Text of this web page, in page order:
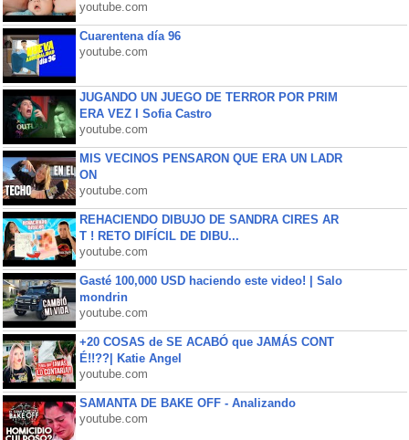
youtube.com
Cuarentena día 96
youtube.com
JUGANDO UN JUEGO DE TERROR POR PRIM
ERA VEZ l Sofia Castro
youtube.com
MIS VECINOS PENSARON QUE ERA UN LADR
ON
youtube.com
REHACIENDO DIBUJO DE SANDRA CIRES AR
T ! RETO DIFÍCIL DE DIBU...
youtube.com
Gasté 100,000 USD haciendo este video! | Salo
mondrin
youtube.com
+20 COSAS de SE ACABÓ que JAMÁS CONT
É!!??| Katie Angel
youtube.com
SAMANTA DE BAKE OFF - Analizando
youtube.com